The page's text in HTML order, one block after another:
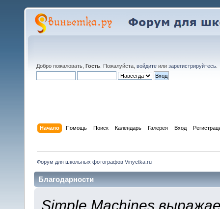
Добро пожаловать, Гость . Пожалуйста, войдите или зарегистрируйтесь
Начало Помощь Поиск Календарь Галерея Вход
Форум для школьных фотографов Vinyetka.ru
Благодарности
Simple Machines